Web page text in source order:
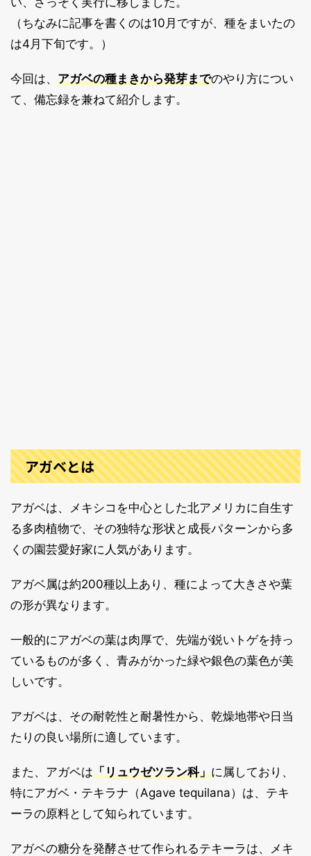
（ちなみに記事を書くのは10月ですが、種をまいたの
は4月下旬です。）
今回は、 アガベの種まきから発芽までのやり方につい
て、備忘録を兼ねて紹介します。
アガベとは
アガベは、メキシコを中心とした北アメリカに自生す
る多肉植物で、その独特な形状と成長パターンから多
くの園芸愛好家に人気があります。
アガベ属は約200種以上あり、種によって大きさや葉
の形が異なります。
一般的にアガベの葉は肉厚で、先端が鋭いトゲを持っ
ているものが多く、青みがかった緑や銀色の葉色が美
しいです。
アガベは、その耐乾性と耐暑性から、乾燥地帯や日当
たりの良い場所に適しています。
また、アガベは「リュウゼツラン科」に属しており、
特にアガベ・テキラナ（Agave tequilana）は、テキ
ーラの原料として知られています。
アガベの糖分を発酵させて作られるテキーラは、メキ